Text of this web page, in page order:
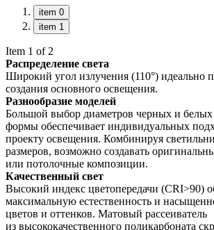
item 0
item 1
Item 1 of 2
Распределение света
Широкий угол излучения (110°) идеально
создания основного освещения.
Разнообразие моделей
Большой выбор диаметров черных и белых
формы обеспечивает индивидуальных
проекту освещения. Комбинируя
размеров, возможно создавать
или потолочные композиции.
Качественный свет
Высокий индекс цветопередачи (CRI>90)
максимальную естественность и
цветов и оттенков. Матовый рассеиватель
из высококачественного поликарбоната